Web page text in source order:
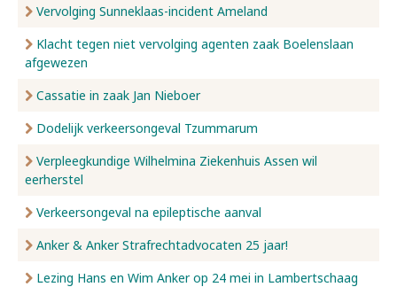
Vervolging Sunneklaas-incident Ameland
Klacht tegen niet vervolging agenten zaak Boelenslaan
afgewezen
Cassatie in zaak Jan Nieboer
Dodelijk verkeersongeval Tzummarum
Verpleegkundige Wilhelmina Ziekenhuis Assen wil
eerherstel
Verkeersongeval na epileptische aanval
Anker & Anker Strafrechtadvocaten 25 jaar!
Lezing Hans en Wim Anker op 24 mei in Lambertschaag